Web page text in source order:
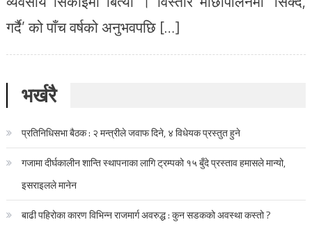
गर्दै’ को पाँच वर्षको अनुभवपछि […]
भर्खरै
प्रतिनिधिसभा बैठक : २ मन्त्रीले जवाफ दिने, ४ विधेयक प्रस्तुत हुने
गजामा दीर्घकालीन शान्ति स्थापनाका लागि ट्रम्पको १५ बुँदे प्रस्ताव हमासले मान्यो,
इसराइलले मानेन
बाढी पहिरोका कारण विभिन्न राजमार्ग अवरुद्ध : कुन सडकको अवस्था कस्तो ?